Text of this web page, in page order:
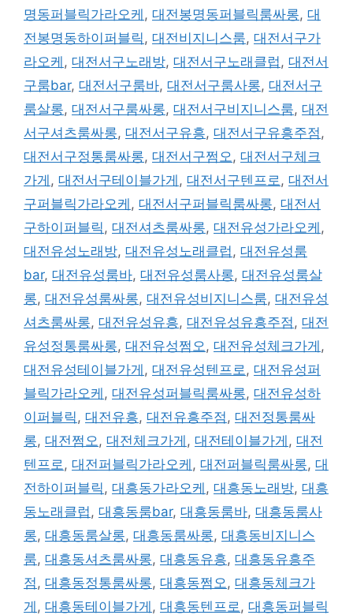
명동퍼블릭가라오케 , 대전봉명동퍼블릭룸싸롱, 대
전봉명동하이퍼블릭, 대전비지니스룸, 대전서구가
라오케 , 대전서구노래방, 대전서구노래클럽, 대전서
구룸bar, 대전서구룸바, 대전서구룸사롱, 대전서구
룸살롱, 대전서구룸싸롱, 대전서구비지니스룸, 대전
서구셔츠룸싸롱, 대전서구유흥, 대전서구유흥주점,
대전서구정통룸싸롱, 대전서구쩜오, 대전서구체크
가게 , 대전서구테이블가게 , 대전서구텐프로, 대전서
구퍼블릭가라오케 , 대전서구퍼블릭룸싸롱, 대전서
구하이퍼블릭, 대전셔츠룸싸롱, 대전유성가라오케 ,
대전유성노래방, 대전유성노래클럽, 대전유성룸
bar, 대전유성룸바, 대전유성룸사롱, 대전유성룸살
롱, 대전유성룸싸롱, 대전유성비지니스룸, 대전유성
셔츠룸싸롱, 대전유성유흥, 대전유성유흥주점, 대전
유성정통룸싸롱, 대전유성쩜오, 대전유성체크가게 ,
대전유성테이블가게 , 대전유성텐프로, 대전유성퍼
블릭가라오케 , 대전유성퍼블릭룸싸롱, 대전유성하
이퍼블릭, 대전유흥, 대전유흥주점, 대전정통룸싸
롱, 대전쩜오, 대전체크가게 , 대전테이블가게 , 대전
텐프로, 대전퍼블릭가라오케 , 대전퍼블릭룸싸롱, 대
전하이퍼블릭, 대흥동가라오케 , 대흥동노래방, 대흥
동노래클럽, 대흥동룸bar, 대흥동룸바, 대흥동룸사
롱, 대흥동룸살롱, 대흥동룸싸롱, 대흥동비지니스
룸, 대흥동셔츠룸싸롱, 대흥동유흥, 대흥동유흥주
점, 대흥동정통룸싸롱, 대흥동쩜오, 대흥동체크가
게 , 대흥동테이블가게 , 대흥동텐프로, 대흥동퍼블릭